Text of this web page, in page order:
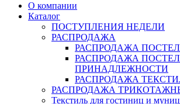
О компании
Каталог
ПОСТУПЛЕНИЯ НЕДЕЛИ
РАСПРОДАЖА
РАСПРОДАЖА
РАСПРОДАЖА
ПРИНАДЛЕЖНОСТИ
РАСПРОДАЖА
РАСПРОДАЖА
Текстиль для гостиниц и